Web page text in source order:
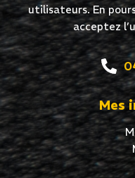
utilisateurs. En
acceptez
Mes